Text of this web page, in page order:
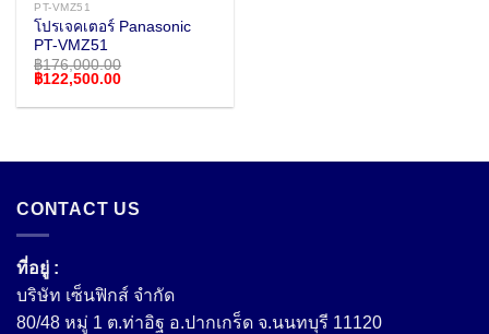
PT-VMZ51
โปรเจคเตอร์ Panasonic
PT-VMZ51
฿176,000.00
Original
was:
฿122,500.00Current
is:
CONTACT US
ที่อยู่ :
บริษัท เซ็นฟิกส์ จํากัด
80/48 หมู่ 1 ต.ท่าอิฐ อ.ปากเกร็ด จ.นนทบุรี 11120